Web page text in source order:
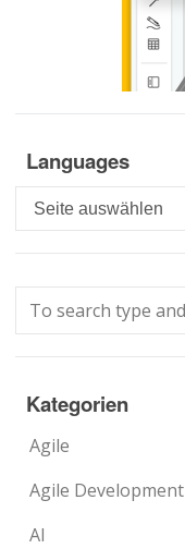
Languages
Languages
Kategorien
Agile
Agile Development
AI